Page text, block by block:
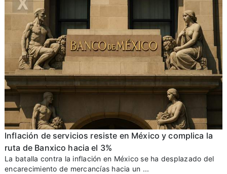
Inflación de servicios resiste en México y complica la
ruta de Banxico hacia el 3%
La batalla contra la inflación en México se ha desplazado del
encarecimiento de mercancías hacia un ...